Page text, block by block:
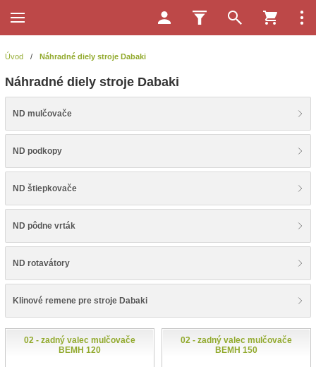
Úvod / Náhradné diely stroje Dabaki
Náhradné diely stroje Dabaki
ND mulčovače
ND podkopy
ND štiepkovače
ND pôdne vrták
ND rotavátory
Klinové remene pre stroje Dabaki
02 - zadný valec mulčovače
BEMH 120
02 - zadný valec mulčovače
BEMH 150